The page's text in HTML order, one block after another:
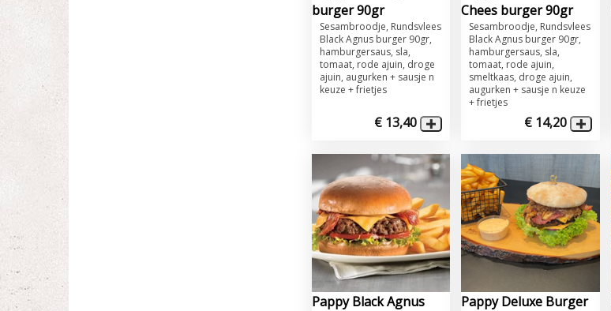
burger 90gr
Sesambroodje, Rundsvlees
Black Agnus burger 90gr,
hamburgersaus, sla,
tomaat, rode ajuin, droge
ajuin, augurken + sausje n
keuze + frietjes
€ 13,40
Chees burger 90gr
Sesambroodje, Rundsvlees
Black Agnus burger 90gr,
hamburgersaus, sla,
tomaat, rode ajuin,
smeltkaas, droge ajuin,
augurken + sausje n keuze
+ frietjes
€ 14,20
Pappy Black Agnus
Pappy Deluxe Burger